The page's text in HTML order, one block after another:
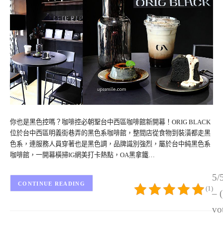
你也是黑色控嗎？咖啡控必朝聖台中西區咖啡館新開幕！ORIG BLACK
位於台中西區明義街巷弄的黑色系咖啡館，整間店從食物到裝潢都走黑
色系，連服務人員穿著也是黑色調，品牌識別強烈，屬於台中純黑色系
咖啡館，一開幕橫掃IG網美打卡熱點，OA黑拿鐵…
5/
–
(1)
CONTINUE READING